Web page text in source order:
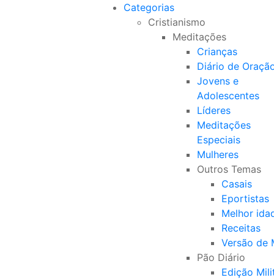
Categorias
Cristianismo
Meditações
Crianças
Diário de
Jovens e
Adolescentes
Líderes
Meditações
Especiais
Mulheres
Outros Temas
Casais
Eportistas
Melhor
Receitas
Versão de
Pão Diário
Edição